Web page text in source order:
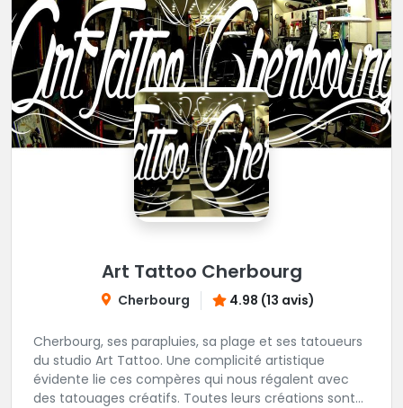
Art Tattoo Cherbourg
Cherbourg 4.98 (13 avis)
Cherbourg, ses parapluies, sa plage et ses tatoueurs
du studio Art Tattoo. Une complicité artistique
évidente lie ces compères qui nous régalent avec
des tatouages créatifs. Toutes leurs créations sont